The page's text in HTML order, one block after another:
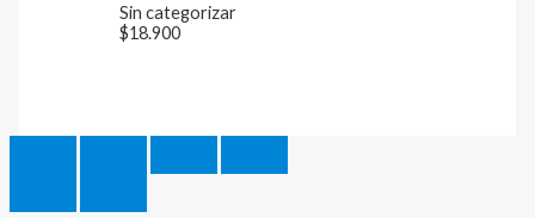
Sin categorizar
$18.900